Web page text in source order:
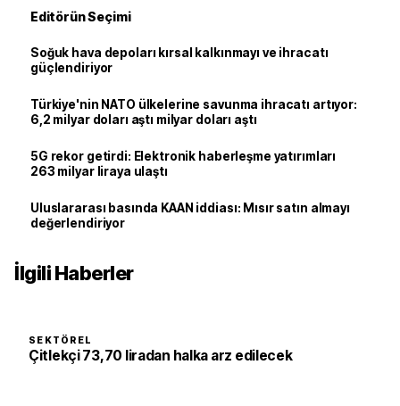
Editörün Seçimi
Soğuk hava depoları kırsal kalkınmayı ve ihracatı
güçlendiriyor
Türkiye'nin NATO ülkelerine savunma ihracatı artıyor:
6,2 milyar doları aştı milyar doları aştı
5G rekor getirdi: Elektronik haberleşme yatırımları
263 milyar liraya ulaştı
Uluslararası basında KAAN iddiası: Mısır satın almayı
değerlendiriyor
İlgili Haberler
SEKTÖREL
Çitlekçi 73,70 liradan halka arz edilecek